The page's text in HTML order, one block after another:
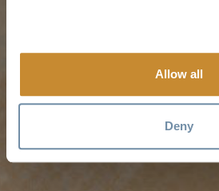
Allow all
Deny
Vorgeschlagene
Veranstaltungskalender
Hochzeiten & Gruppen